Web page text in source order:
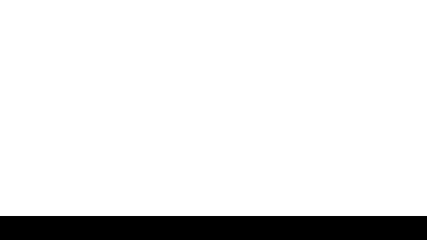
дизайну та нейлоновому ремінцю ComfortFit.